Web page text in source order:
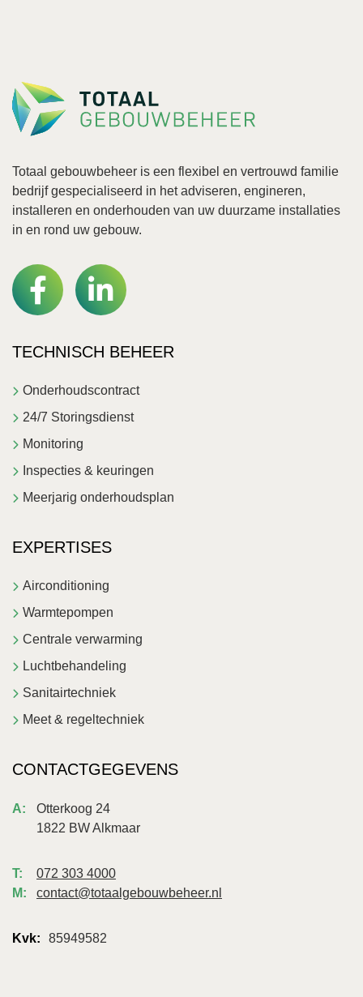
Totaal gebouwbeheer is een flexibel en vertrouwd familie
bedrijf gespecialiseerd in het adviseren, engineren,
installeren en onderhouden van uw duurzame installaties
in en rond uw gebouw.
TECHNISCH BEHEER
Onderhoudscontract
24/7 Storingsdienst
Monitoring
Inspecties & keuringen
Meerjarig onderhoudsplan
EXPERTISES
Airconditioning
Warmtepompen
Centrale verwarming
Luchtbehandeling
Sanitairtechniek
Meet & regeltechniek
CONTACTGEGEVENS
Otterkoog 24
1822 BW Alkmaar
072 303 4000
contact@totaalgebouwbeheer.nl
85949582